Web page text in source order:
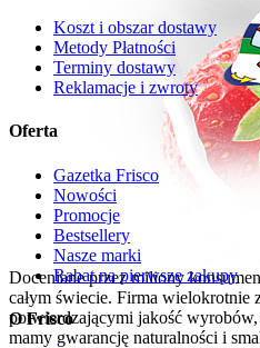
Doceniane przez miliony
całym świecie. Firma wielokrotnie
potwierdzającymi jakość
mamy gwarancję naturalności i
Koszt i obszar dostawy
Metody Płatności
Terminy dostawy
Reklamacje i zwroty
Oferta
Gazetka Frisco
Nowości
Promocje
Bestsellery
Nasze marki
Rabat na pierwsze zakupy
O Frisco